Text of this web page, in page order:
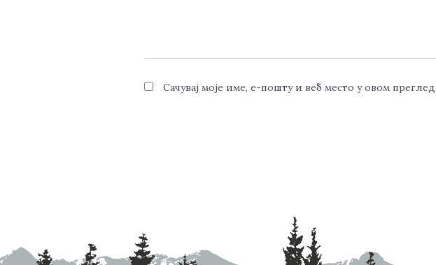
Сачувај моје име, е-пошту и веб место у овом